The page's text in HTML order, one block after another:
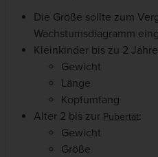
Die Größe sollte zum
Wachstumsdiagramm
Kleinkinder bis zu 2
Gewicht
Länge
Kopfumfang
Alter 2 bis zur Pubertät:
Gewicht
Größe